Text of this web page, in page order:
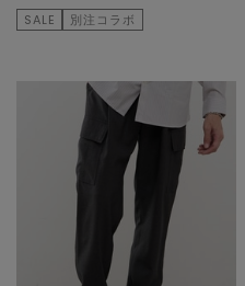
SALE 別注コラボ